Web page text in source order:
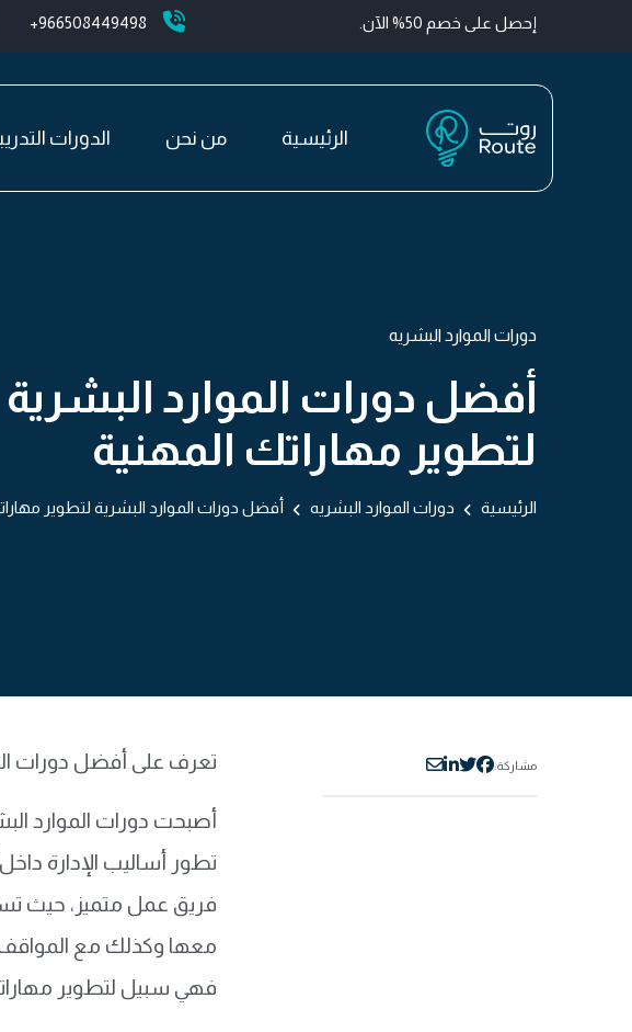
إحصل على خصم 50% الآن. 966508449498+
الرئيسية من نحن الدورات
دورات الموارد البشريه
أفضل دورات الموارد البشرية
لتطوير مهاراتك المهنية
الرئيسية دورات الموارد البشريه أفضل دورات الموارد البشرية لتطوير
مشاركة: تعرف على أفضل دورات
أصبحت دورات الموارد
تطور أساليب الإدارة
فريق عمل متميز، حيث
معها وكذلك مع
فهي سبيل لتطوير